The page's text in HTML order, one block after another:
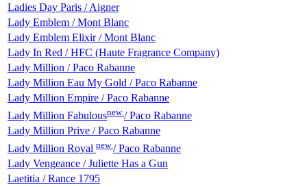
Ladies Day Paris / Aigner
Lady Emblem / Mont Blanc
Lady Emblem Elixir / Mont Blanc
Lady In Red / HFC (Haute Fragrance Company)
Lady Million / Paco Rabanne
Lady Million Eau My Gold / Paco Rabanne
Lady Million Empire / Paco Rabanne
Lady Million Fabulousnew/ Paco Rabanne
Lady Million Prive / Paco Rabanne
Lady Million Royal new/ Paco Rabanne
Lady Vengeance / Juliette Has a Gun
Laetitia / Rance 1795